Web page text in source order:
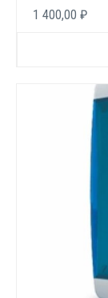
1 400,00 ₽